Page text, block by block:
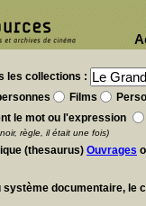
les collections :
Films
le mot ou l'expression
règle, il était une fois)
(thesaurus) Ouvrages
documentaire, le